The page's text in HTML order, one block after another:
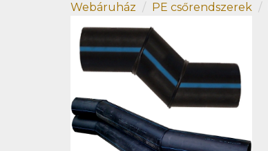
Webáruház PE csőrendszerek